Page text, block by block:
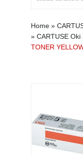
Home »
» CARTUSE Oki
TONER